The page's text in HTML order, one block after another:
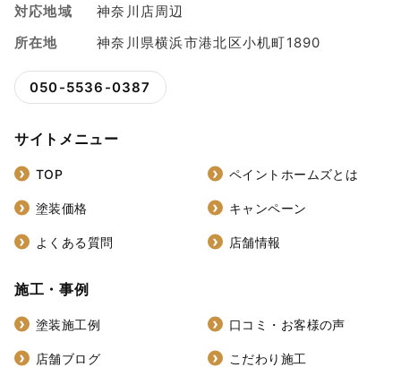
対応地域
神奈川店周辺
所在地
神奈川県横浜市港北区小机町1890
050-5536-0387
サイトメニュー
TOP ペイントホームズとは
塗装価格 キャンペーン
よくある質問 店舗情報
施工・事例
塗装施工例 口コミ・お客様の声
店舗ブログ こだわり施工